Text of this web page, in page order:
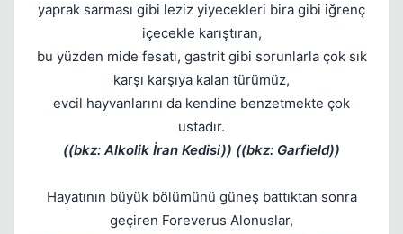
yaprak sarması gibi leziz yiyecekleri bira gibi iğrenç
içecekle karıştıran,
bu yüzden mide fesatı, gastrit gibi sorunlarla çok sık
karşı karşıya kalan türümüz,
evcil hayvanlarını da kendine benzetmekte çok
ustadır.
((bkz: Alkolik İran Kedisi)) ((bkz: Garfield))
Hayatının büyük bölümünü güneş battıktan sonra
geçiren Foreverus Alonuslar,